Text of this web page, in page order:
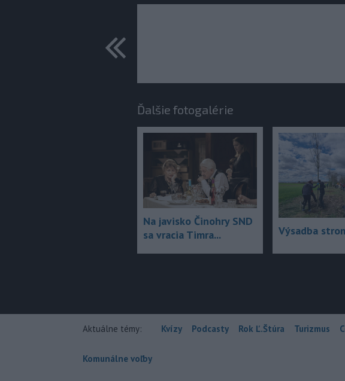
predchádzajúce
Ďalšie fotogalérie
Na javisko Činohry SND
sa vracia Timra...
Výsadba
Aktuálne témy: Kvízy Podcasty Rok Ľ.Štúra Turizmus
Komunálne voľby